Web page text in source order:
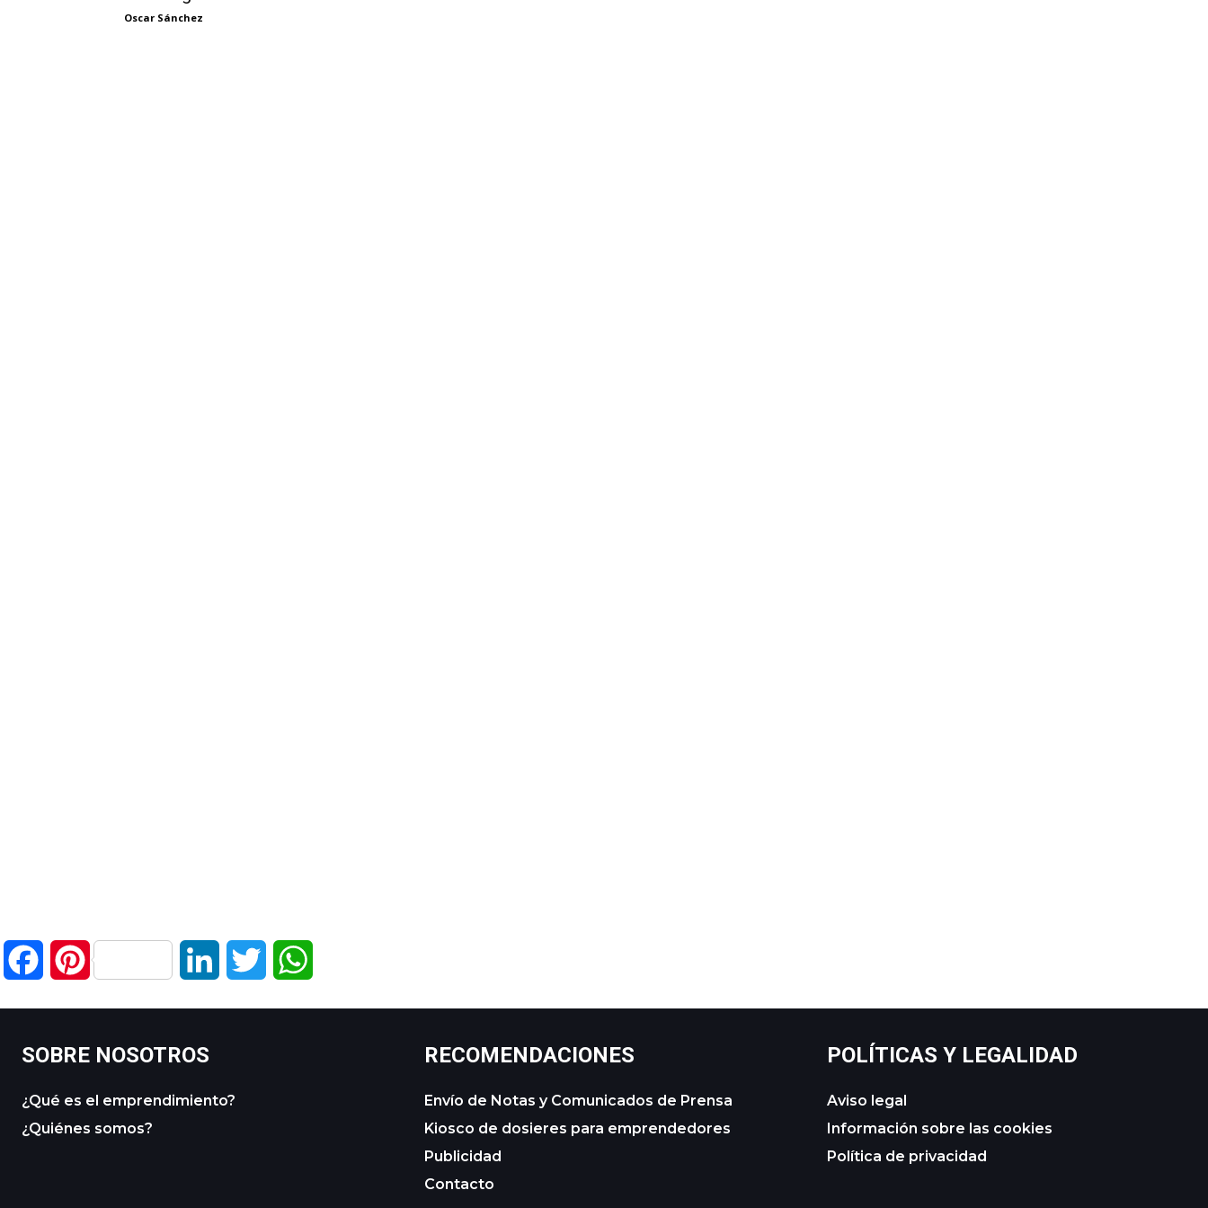
Oscar Sánchez
FacebookPinterest LinkedIn Twitter
SOBRE NOSOTROS
¿Qué es el emprendimiento?
¿Quiénes somos?
RECOMENDACIONES
Envío de Notas y Comunicados de Prensa
Kiosco de dosieres para emprendedores
Publicidad
Contacto
POLÍTICAS Y LEGALIDAD
Aviso legal
Información sobre las cookies
Política de privacidad